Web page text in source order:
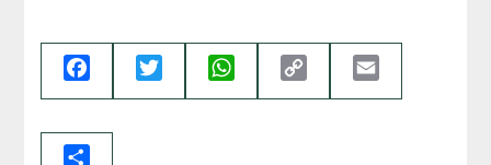
Facebook Twitter WhatsApp
Link